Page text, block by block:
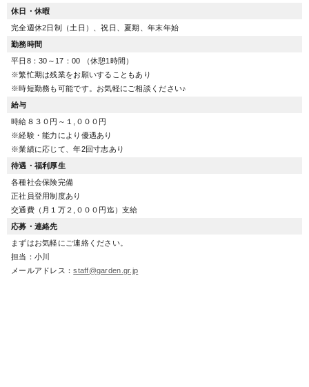
休日・休暇
完全週休2日制（土日）、祝日、夏期、年末年始
勤務時間
平日8：30～17：00 （休憩1時間）
※繁忙期は残業をお願いすることもあり
※時短勤務も可能です。お気軽にご相談ください♪
給与
時給８３０円～１,０００円
※経験・能力により優遇あり
※業績に応じて、年2回寸志あり
待遇・福利厚生
各種社会保険完備
正社員登用制度あり
交通費（月１万２,０００円迄）支給
応募・連絡先
まずはお気軽にご連絡ください。
担当：小川
メールアドレス：staff@garden.gr.jp